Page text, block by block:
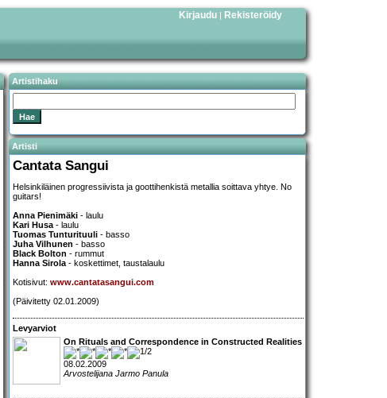
Kirjaudu | Rekisteröidy
Artistihaku
Artisti
Cantata Sangui
Helsinkiläinen progressiivista ja goottihenkistä metallia soittava yhtye. No
guitars!
Anna Pienimäki - laulu
Kari Husa- laulu
Tuomas Tunturituuli - basso
Juha Vilhunen - basso
Black Bolton - rummut
Hanna Sirola- koskettimet, taustalaulu
Kotisivut: www.cantatasangui.com
(Päivitetty 02.01.2009)
Levyarviot
On Rituals and Correspondence in Constructed Realities
08.02.2009
Arvostelijana Jarmo Panula